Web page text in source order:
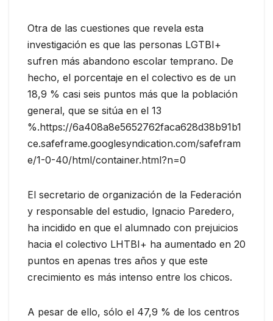
Otra de las cuestiones que revela esta
investigación es que las personas LGTBI+
sufren más abandono escolar temprano. De
hecho, el porcentaje en el colectivo es de un
18,9 % casi seis puntos más que la población
general, que se sitúa en el 13
%.https://6a408a8e5652762faca628d38b91b1
ce.safeframe.googlesyndication.com/safefram
e/1-0-40/html/container.html?n=0
El secretario de organización de la Federación
y responsable del estudio, Ignacio Paredero,
ha incidido en que el alumnado con prejuicios
hacia el colectivo LHTBI+ ha aumentado en 20
puntos en apenas tres años y que este
crecimiento es más intenso entre los chicos.
A pesar de ello, sólo el 47,9 % de los centros